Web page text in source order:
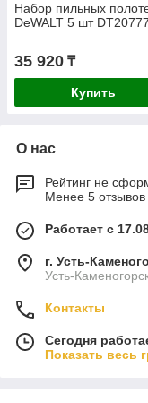
Набор пильных
DeWALT 5 шт
35 920 ₸
Купить
О нас
Рейтинг не
Менее 5 отзывов
Работает с
г. Усть-
Усть-
Контакты
Сегодня
Показать весь